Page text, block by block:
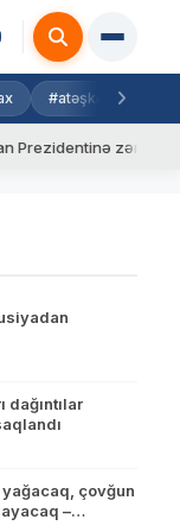
#atəşkəs
zəng edib
dağıntılar
yağacaq, çovğun
–